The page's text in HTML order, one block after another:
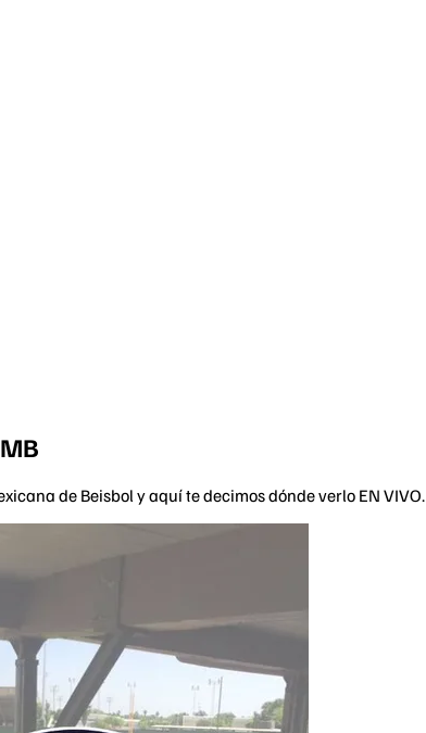
de Beisbol y aquí te decimos dónde verlo EN VIVO.